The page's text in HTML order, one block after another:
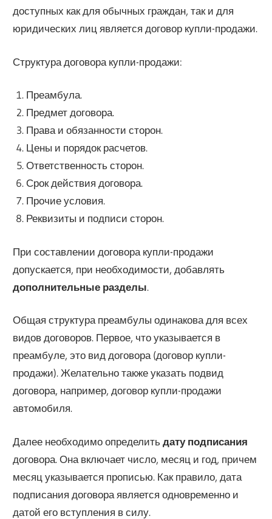
доступных как для обычных граждан, так и для
юридических лиц является договор купли-продажи.
Структура договора купли-продажи:
Преамбула.
Предмет договора.
Права и обязанности сторон.
Цены и порядок расчетов.
Ответственность сторон.
Срок действия договора.
Прочие условия.
Реквизиты и подписи сторон.
При составлении договора купли-продажи
допускается, при необходимости, добавлять
дополнительные разделы.
Общая структура преамбулы одинакова для всех
видов договоров. Первое, что указывается в
преамбуле, это вид договора (договор купли-
продажи). Желательно также указать подвид
договора, например, договор купли-продажи
автомобиля.
Далее необходимо определитьдату подписания
договора. Она включает число, месяц и год, причем
месяц указывается прописью. Как правило, дата
подписания договора является одновременно и
датой его вступления в силу.